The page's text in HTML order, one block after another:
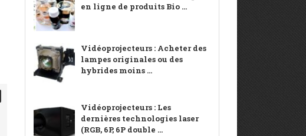
en ligne de produits Bio ...
Vidéoprojecteurs : Acheter des
lampes originales ou des
hybrides moins ...
Vidéoprojecteurs : Les
dernières technologies laser
(RGB, 6P, 6P double ...